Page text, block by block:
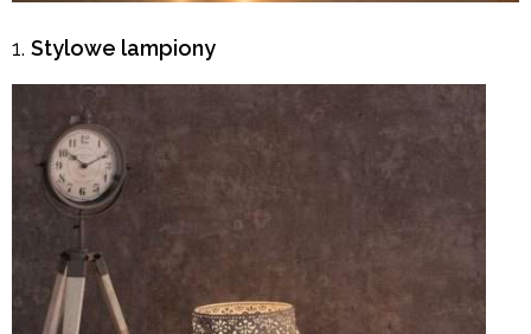
Stylowe lampiony